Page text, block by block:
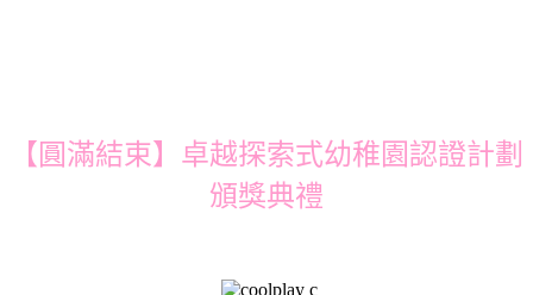
【圓滿結束】卓越探索式幼稚園認證計劃
頒獎典禮